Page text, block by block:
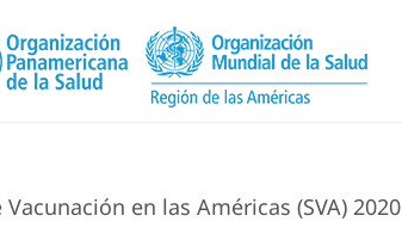
Vacunación en las Américas (SVA)